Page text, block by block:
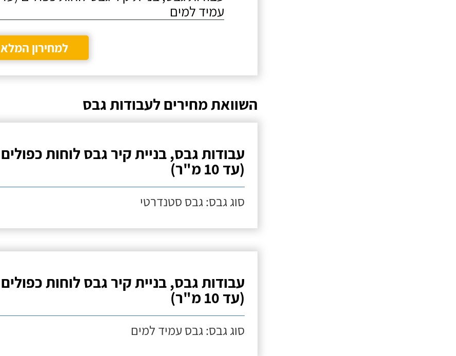
עמיד למים
למחירון המלא
השוואת מחירים לעבודות גבס
עבודות גבס, בניית קיר גבס לוחות כפולים
(עד 10 מ"ר)
סוג גבס: גבס סטנדרטי
עבודות גבס, בניית קיר גבס לוחות כפולים
(עד 10 מ"ר)
סוג גבס: גבס עמיד למים